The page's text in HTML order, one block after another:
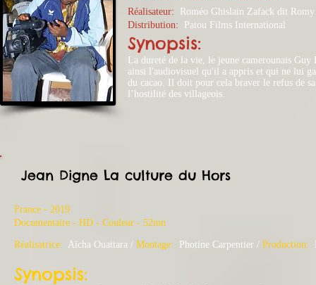
Réalisateur:
Roméo Ghislain Zafack dit
Distribution:
Patou Films International
Synopsis:
La dureté de la vie, le jeune camerounais
ainsi l'audiovisuel qu'il a appris et qui ne lui
du cacao. Il doit pour cela braver le refus de
l’hostilité des villageois.
Jean Digne La culture du Hors
France - 2019
​Documentaire - HD - Couleur - 52mn
Réalisatrice: Aïcha Ouattara / Montage: Photine Carpentier / Production:
Synopsis: